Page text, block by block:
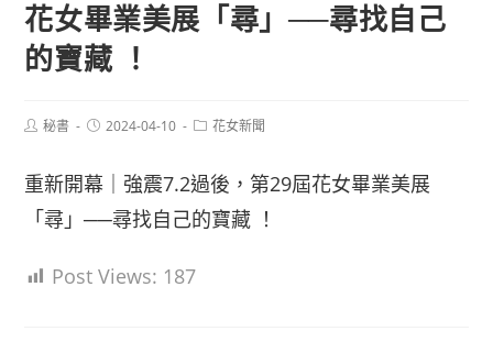
花女畢業美展「尋」──尋找自己
的寶藏 ！
Post秘書
Post2024-04-10
Post花女新聞
重新開幕｜強震7.2過後，第29屆花女畢業美展
「尋」──尋找自己的寶藏 ！
Post Views: 187